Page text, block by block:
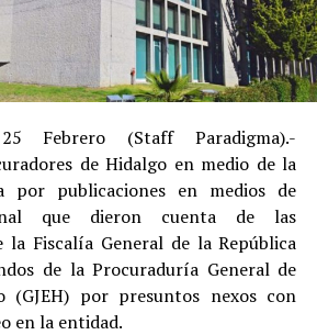
Febrero (Staff Paradigma).-
de Hidalgo en medio de la
por publicaciones en medios de
que dieron cuenta de las
la Fiscalía General de la República
de la Procuraduría General de
(GJEH) por presuntos nexos con
en la entidad.